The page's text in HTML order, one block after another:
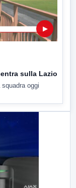
▶
sulla Lazio
oggi